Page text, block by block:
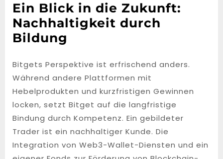
Ein Blick in die Zukunft:
Nachhaltigkeit durch
Bildung
Bitgets Perspektive ist erfrischend anders.
Während andere Plattformen mit
Hebelprodukten und kurzfristigen Gewinnen
locken, setzt Bitget auf die langfristige
Bindung durch Kompetenz. Ein gebildeter
Trader ist ein nachhaltiger Kunde. Die
Integration von Web3-Wallet-Diensten und ein